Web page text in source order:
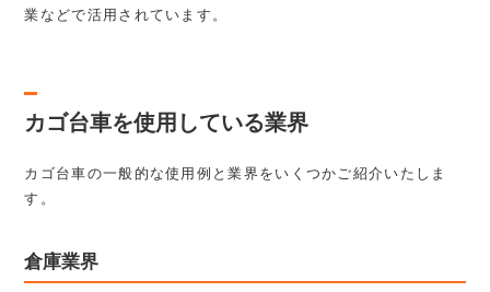
業などで活用されています。
カゴ台車を使用している業界
カゴ台車の一般的な使用例と業界をいくつかご紹介いたしま
す。
倉庫業界